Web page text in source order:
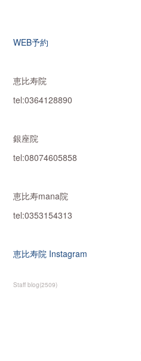
WEB予約
恵比寿院
tel:0364128890
銀座院
tel:08074605858
恵比寿mana院
tel:0353154313
恵比寿院 Instagram
Staff blog(2509)